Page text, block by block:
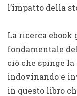
l’impatto della
La ricerca
fondamentale
ciò che spinge
indovinando e
in questo libro